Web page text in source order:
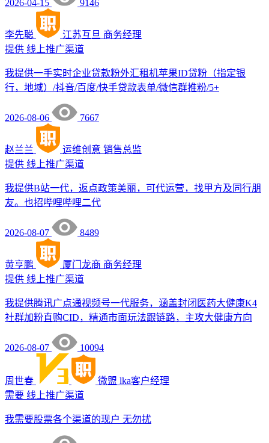
2026-04-15 9146
李先聪 江苏互旦 商务经理
提供 线上推广渠道
我提供一手实时企业贷款粉外汇租机苹果ID贷粉（指定银
行，地域）/抖音/百度/快手贷款表单/微信群推粉/5+
2026-08-06 7667
赵兰兰 运维创意 销售总监
提供 线上推广渠道
我提供B站一代，返点政策美丽，可代运营，找甲方及同行朋
友。也招哔哩哔哩二代
2026-08-07 8489
黄亨鹏 厦门龙商 商务经理
提供 线上推广渠道
我提供腾讯广点通视频号一代服务，涵盖封闭医药大健康K4
社群加粉直购CID，精通市面玩法跟链路，主攻大健康方向
2026-08-07 10094
周世春 微盟 lka客户经理
需要 线上推广渠道
我需要股票各个渠道的现户 无勿扰